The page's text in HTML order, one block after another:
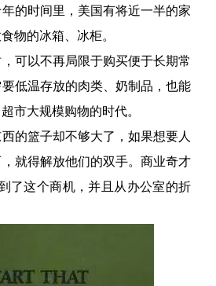
的时间里，美国有将近一半的家
物的冰箱、冰柜。
可以不再局限于购买便于长期常
低温存放的肉类、奶制品，也能
市大规模购物的时代。
的篮子却不够大了，如果想要人
就得解放他们的双手。商业奇才
了这个商机，并且从办公室的折